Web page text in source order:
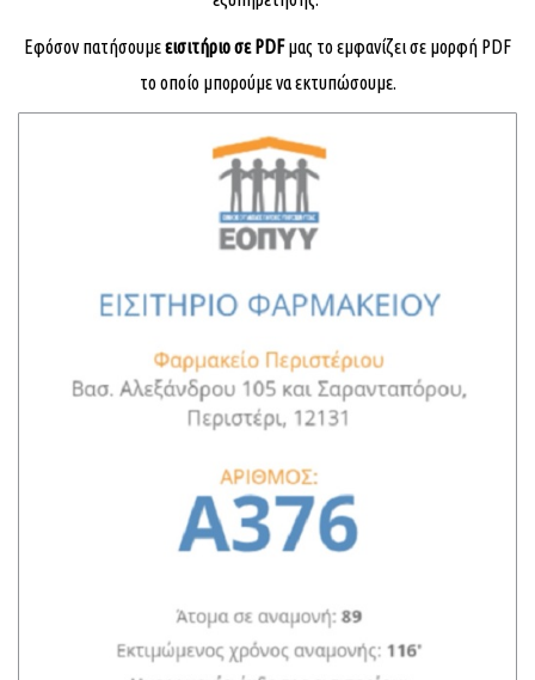
Εφόσον πατήσουμεεισιτήριο σε PDFμας το εμφανίζει σε μορφή PDF
το οποίο μπορούμε να εκτυπώσουμε.